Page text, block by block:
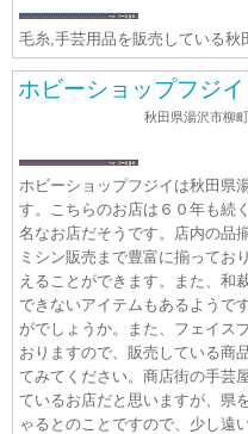
毛糸,手芸用品を販売している秋
ホビーショップフジイ
秋田県湯沢市柳
ホビーショップフジイは秋田県
す。こちらのお店は６０年も続
名なお店だそうです。店内の品
ミシン販売まで豊富に揃ってお
えることができます。また、和
できないアイテムもあるようで
がでしょうか。また、フェイス
おりますので、販売している商
てみてください。商店街の手芸
ているお店だと思いますが、県
ゃるとのことですので、少し遠